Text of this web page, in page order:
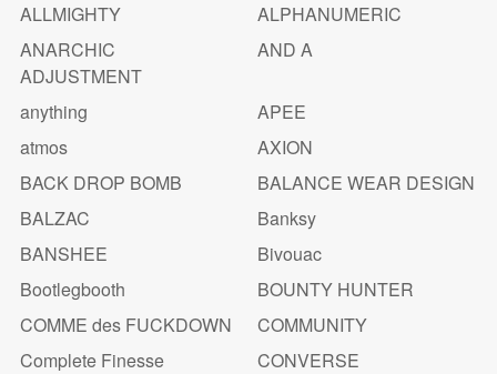
ALLMIGHTY
ALPHANUMERIC
ANARCHIC
ADJUSTMENT
AND A
anything
APEE
atmos
AXION
BACK DROP BOMB
BALANCE WEAR DESIGN
BALZAC
Banksy
BANSHEE
Bivouac
Bootlegbooth
BOUNTY HUNTER
COMME des FUCKDOWN
COMMUNITY
Complete Finesse
CONVERSE